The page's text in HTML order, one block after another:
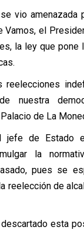
vio amenazada
Vamos, el
la ley que pone
reelecciones
nuestra
de La
jefe de Estado
la
pues se
reelección de
esta